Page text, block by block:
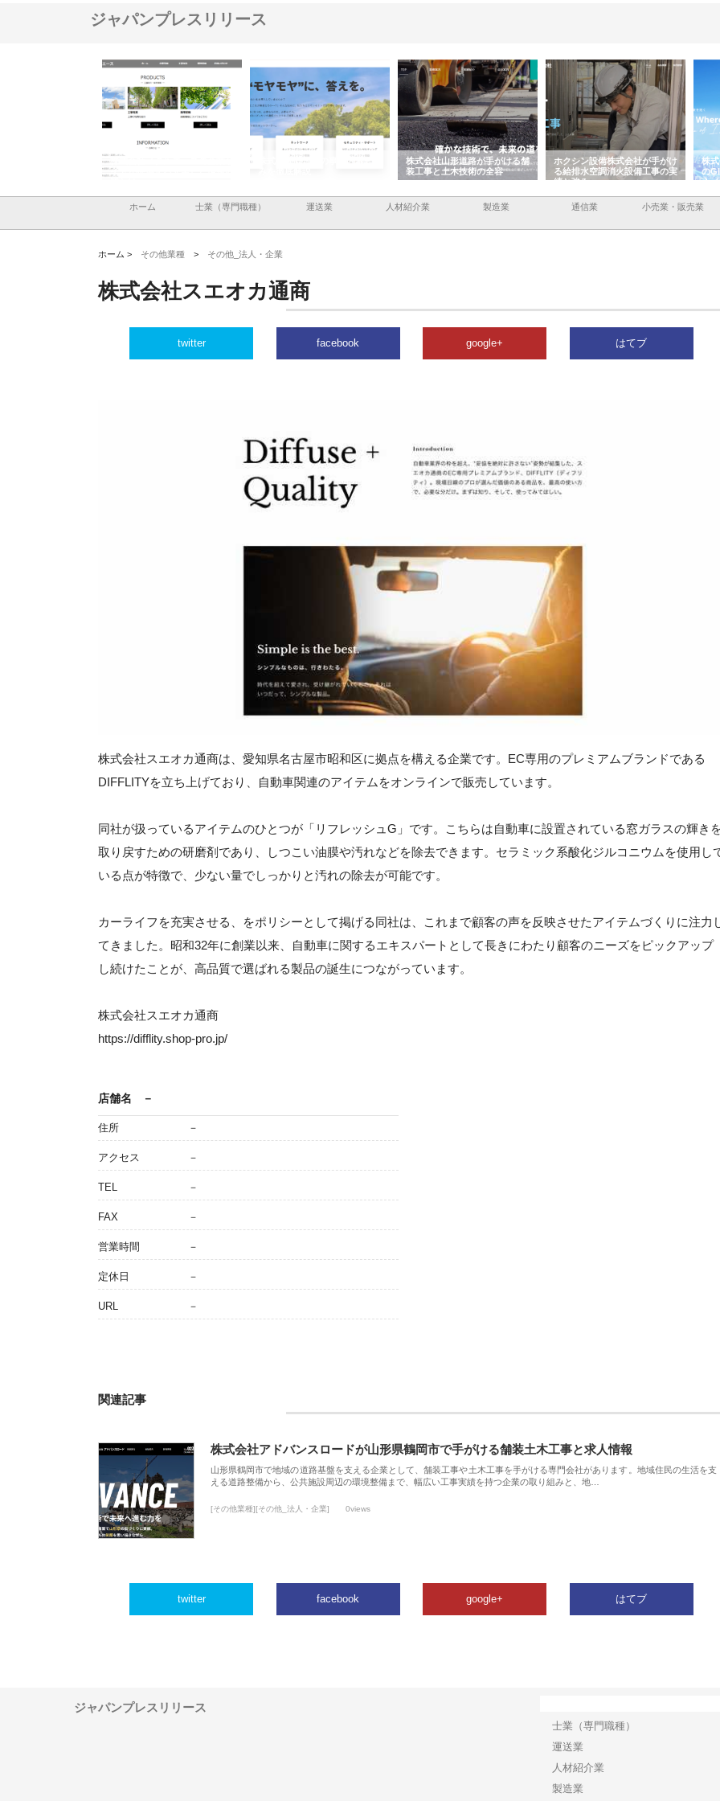
ジャパンプレスリリース
みを徹底解説
株式会社山形道路が手がける舗
ホクシン設備株式会社が手がけ
る給排水空調消火設備工事の実
績と強み
株式会社東京シー・エム・シー
のGISインフラ管理システム導
入メリット
株
か
由
ホーム 士業（専門職種） 運送業 人材紹介業 製造業 通信業 小売業・販売業
ホーム > その他業種 > その他_法人・企業
株式会社スエオカ通商
twitter facebook google+ はてブ
株式会社スエオカ通商は、愛知県名古屋市昭和区に拠点を構える企業です。EC専用のプレミアムブランドである
DIFFLITYを立ち上げており、自動車関連のアイテムをオンラインで販売しています。
同社が扱っているアイテムのひとつが「リフレッシュG」です。こちらは自動車に設置されている窓ガラスの輝き
取り戻すための研磨剤であり、しつこい油膜や汚れなどを除去できます。セラミック系酸化ジルコニウムを使用し
いる点が特徴で、少ない量でしっかりと汚れの除去が可能です。
カーライフを充実させる、をポリシーとして掲げる同社は、これまで顧客の声を反映させたアイテムづくりに注力
てきました。昭和32年に創業以来、自動車に関するエキスパートとして長きにわたり顧客のニーズをピックアップ
し続けたことが、高品質で選ばれる製品の誕生につながっています。
株式会社スエオカ通商
https://difflity.shop-pro.jp/
店舗名 －
住所 －
アクセス －
TEL －
FAX －
営業時間 －
定休日 －
URL －
関連記事
株式会社アドバンスロードが山形県鶴岡市で手がける舗装土木工事と求人情報
山形県鶴岡市で地域の道路基盤を支える企業として、舗装工事や土木工事を手がける専門会社があります。地域住民の生活を支
える道路整備から、公共施設周辺の環境整備まで、幅広い工事実績を持つ企業の取り組みと、地…
[その他業種][その他_法人・企業] 0views
twitter facebook google+ はてブ
ジャパンプレスリリース
士業（専門職種）
運送業
人材紹介業
製造業